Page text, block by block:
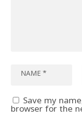
Save my
browser for the